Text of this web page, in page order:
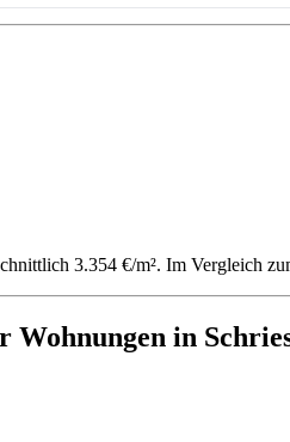
3.354 €/m². Im Vergleich
in